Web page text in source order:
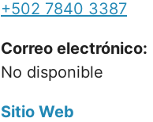
+502 7840 3387
Correo electrónico:
No disponible
Sitio Web